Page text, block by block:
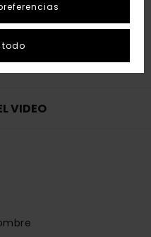
VIDEO
todo